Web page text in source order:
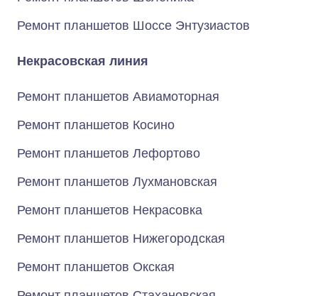
Ремонт планшетов Шоссе Энтузиастов
Некрасовская линия
Ремонт планшетов Авиамоторная
Ремонт планшетов Косино
Ремонт планшетов Лефортово
Ремонт планшетов Лухмановская
Ремонт планшетов Некрасовка
Ремонт планшетов Нижегородская
Ремонт планшетов Окская